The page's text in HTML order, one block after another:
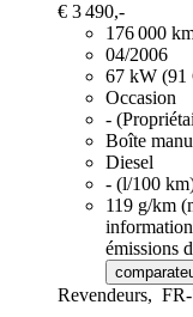
€ 3 490,-
176 000
04/2006
67 kW (91
Occasion
-
Boîte
Diesel
- (l/100
119 g/km
émissions
Revendeurs,